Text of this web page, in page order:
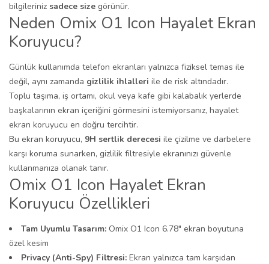
bilgileriniz sadece size görünür.
Neden Omix O1 Icon Hayalet Ekran
Koruyucu?
Günlük kullanımda telefon ekranları yalnızca fiziksel temas ile
değil, aynı zamanda gizlilik ihlalleri ile de risk altındadır.
Toplu taşıma, iş ortamı, okul veya kafe gibi kalabalık yerlerde
başkalarının ekran içeriğini görmesini istemiyorsanız, hayalet
ekran koruyucu en doğru tercihtir.
Bu ekran koruyucu, 9H sertlik derecesi ile çizilme ve darbelere
karşı koruma sunarken, gizlilik filtresiyle ekranınızı güvenle
kullanmanıza olanak tanır.
Omix O1 Icon Hayalet Ekran
Koruyucu Özellikleri
Tam Uyumlu Tasarım: Omix O1 Icon 6.78" ekran boyutuna
özel kesim
Privacy (Anti-Spy) Filtresi: Ekran yalnızca tam karşıdan